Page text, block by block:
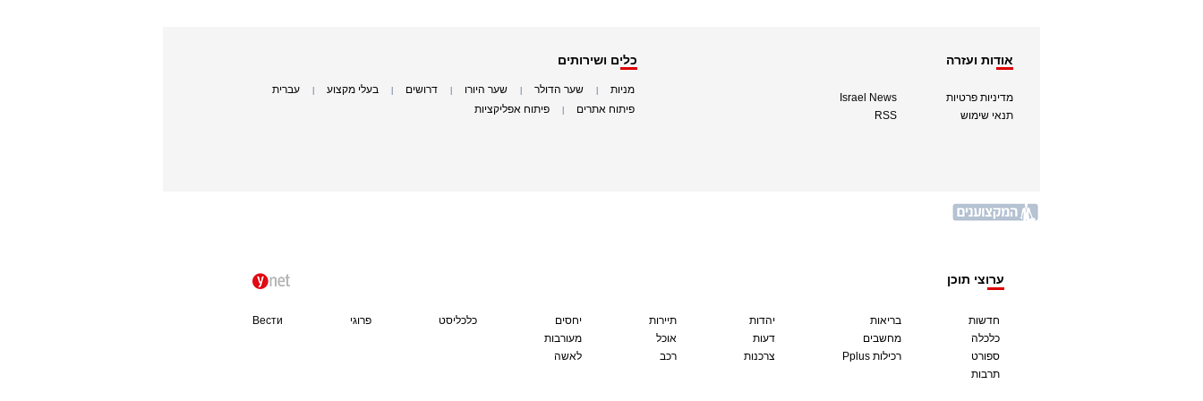
אודות ועזרה
מדיניות פרטיות
תנאי שימוש
Israel News
RSS
כלים ושירותים
מניות שער הדולר שער היורו דרושים בעלי מקצוע עברית
פיתוח אתרים פיתוח אפליקציות
ערוצי תוכן
חדשות
כלכלה
ספורט
תרבות
בריאות
מחשבים
Pplus רכילות
יהדות
דעות
צרכנות
תיירות
אוכל
רכב
יחסים
מעורבות
לאשה
כלכליסט פרוגי Вести